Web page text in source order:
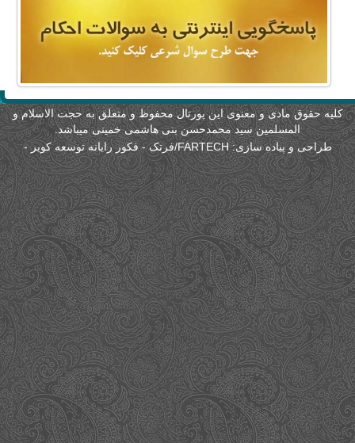
حقوق مادی و معنوی این پورتال محفوظ و متعلق به حجت الاسلام و
المسلمین سید محمدحسن بنی هاشمی خمینی میباشد.
طراحی و پیاده سازی:FARTECH/فرتک - فکور رایانه توسعه کویر -